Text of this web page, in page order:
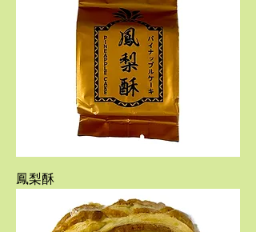
鳳梨酥